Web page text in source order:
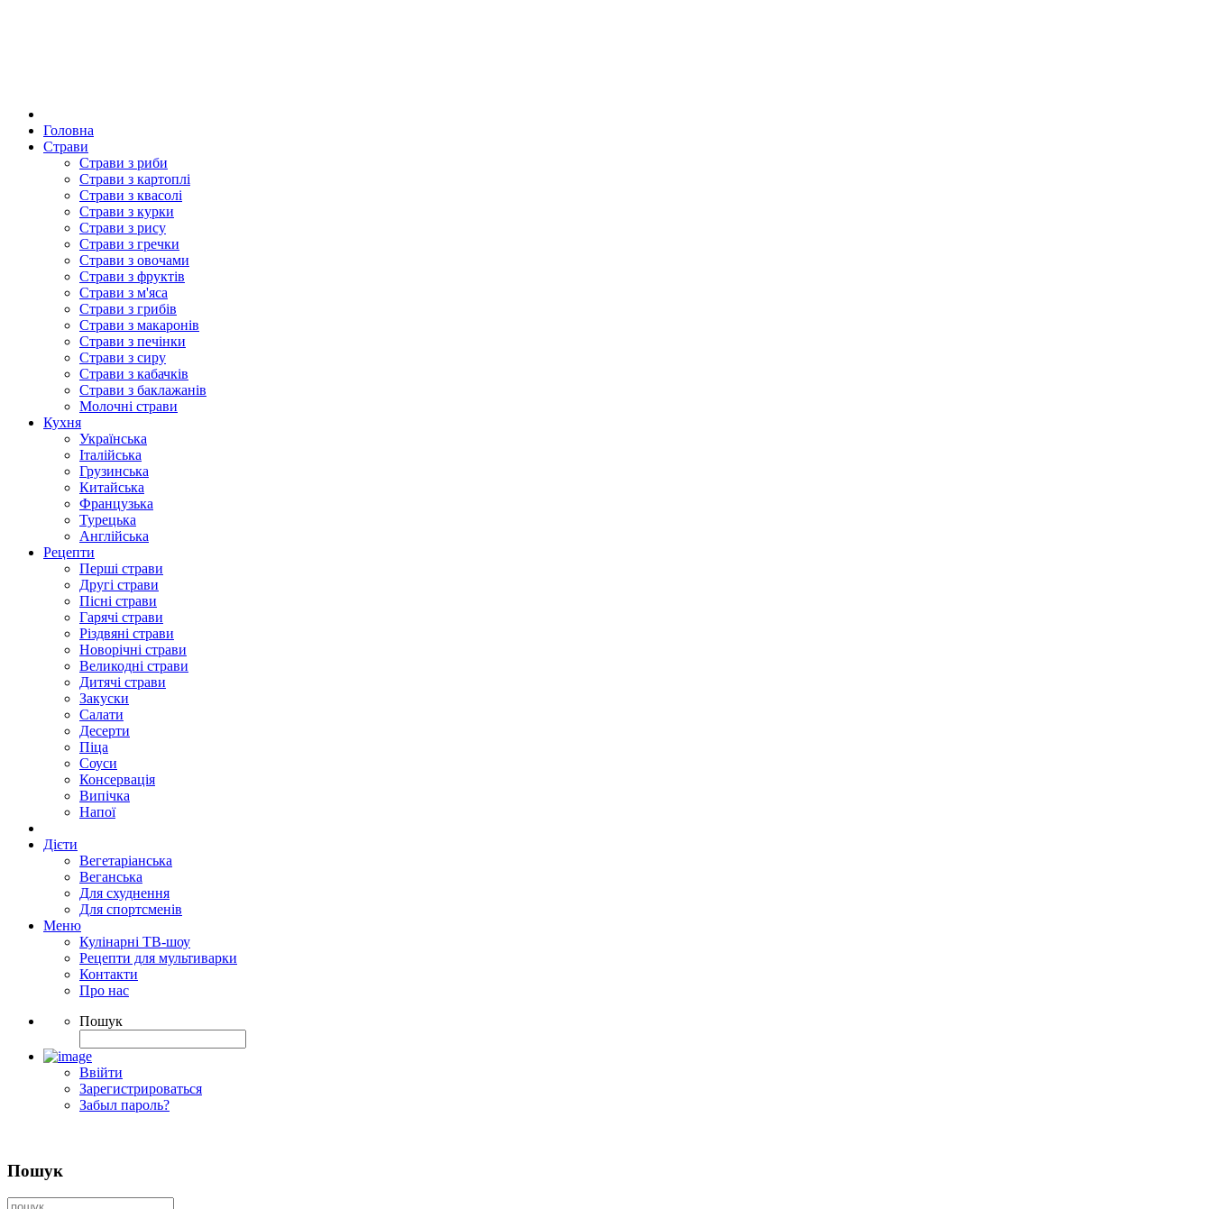
Головна
Страви
Страви з риби
Страви з картоплі
Страви з квасолі
Страви з курки
Страви з рису
Страви з гречки
Страви з овочами
Страви з фруктів
Страви з м'яса
Страви з грибів
Страви з макаронів
Страви з печінки
Страви з сиру
Страви з кабачків
Страви з баклажанів
Молочні страви
Кухня
Українська
Італійська
Грузинська
Китайська
Французька
Турецька
Англійська
Рецепти
Перші страви
Другі страви
Пісні страви
Гарячі страви
Різдвяні страви
Новорічні страви
Великодні страви
Дитячі страви
Закуски
Салати
Десерти
Піца
Соуси
Консервація
Випічка
Напої
Дієти
Вегетаріанська
Веганська
Для схуднення
Для спортсменів
Меню
Кулінарні ТВ-шоу
Рецепти для мультиварки
Контакти
Про нас
Пошук
Ввійти
Зарегистрироваться
Забыл пароль?
Пошук